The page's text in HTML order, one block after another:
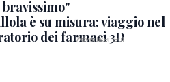
bravissimo"
è su misura: viaggio nel
dei farmaci 3D